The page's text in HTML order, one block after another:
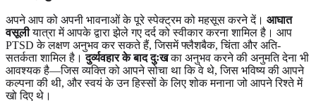
अपने आप को अपनी भावनाओं के पूरे स्पेक्ट्रम को महसूस करने दें। आघात
वसूलीयात्रा में आपके द्वारा झेले गए दर्द को स्वीकार करना शामिल है। आप
PTSD के लक्षण अनुभव कर सकते हैं, जिसमें फ्लैशबैक, चिंता और अति-
सतर्कता शामिल है।दुर्व्यवहार के बाद दुःखका अनुभव करने की अनुमति देना भी
आवश्यक है—जिस व्यक्ति को आपने सोचा था कि वे थे, जिस भविष्य की आपने
कल्पना की थी, और स्वयं के उन हिस्सों के लिए शोक मनाना जो आपने रिश्ते में
खो दिए थे।